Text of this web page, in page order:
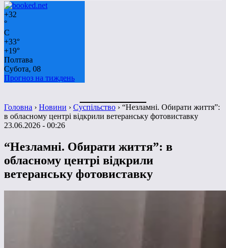
+32
°
C
+33°
+19°
Полтава
Субота, 08
Прогноз на тиждень
Головна › Новини › Суспільство › “Незламні. Обирати життя”:
в обласному центрі відкрили ветеранську фотовиставку
23.06.2026 - 00:26
“Незламні. Обирати життя”: в
обласному центрі відкрили
ветеранську фотовиставку